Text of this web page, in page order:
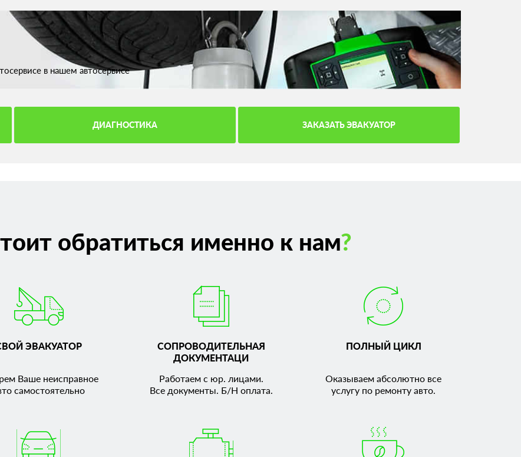
в нашем автосервисе
ДИАГНОСТИКА ЗАКАЗАТЬ ЭВАКУАТОР
обратиться именно к нам?
ЭВАКУАТОР
Ваше неисправное
самостоятельно
СОПРОВОДИТЕЛЬНАЯ
ДОКУМЕНТАЦИ
Работаем с юр. лицами.
Все документы. Б/Н оплата.
ПОЛНЫЙ ЦИКЛ
Оказываем абсолютно все
услугу по ремонту авто.